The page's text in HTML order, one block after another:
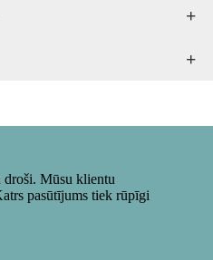
+
+
Mūsu klientu
pasūtījums tiek rūpīgi